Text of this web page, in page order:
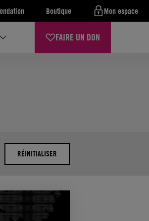
Boutique Mon espace
FAIRE UN DON
RÉINITIALISER